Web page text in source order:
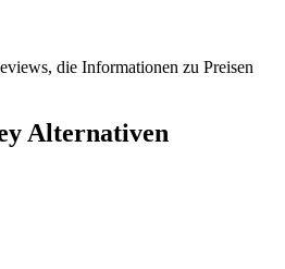
die Informationen zu Preisen
Alternativen